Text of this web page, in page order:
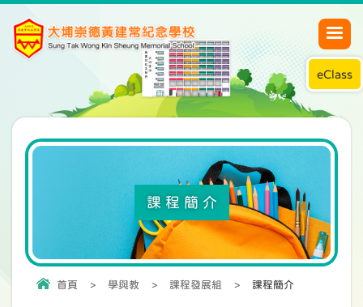
eClass
課程簡介
首頁 > 學與教 > 課程發展組 > 課程簡介